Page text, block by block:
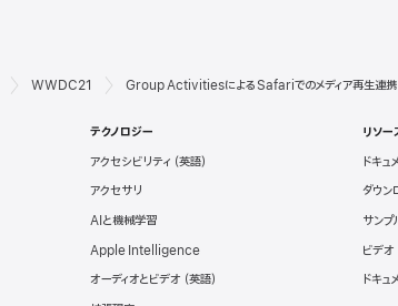
WWDC21 Group ActivitiesによるSafariでのメディア再生連携
テクノロジー
アクセシビリティ
アクセサリ
AIと機械学習
Apple Intelligence
オーディオとビデオ
リソー
ドキュ
ダウン
サンプ
ビデオ
ドキュ